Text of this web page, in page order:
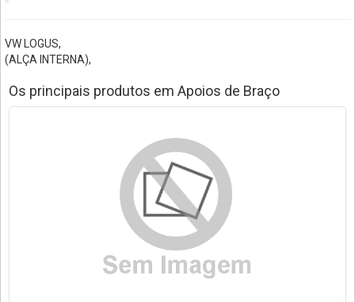
VW LOGUS,
(ALÇA INTERNA),
Os principais produtos em Apoios de Braço